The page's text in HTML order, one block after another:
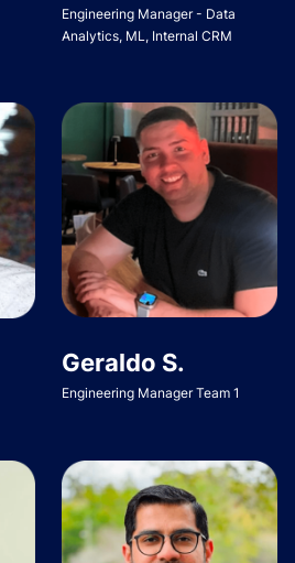
Engineering Manager - Data
Analytics, ML, Internal CRM
Geraldo S.
Engineering Manager Team 1